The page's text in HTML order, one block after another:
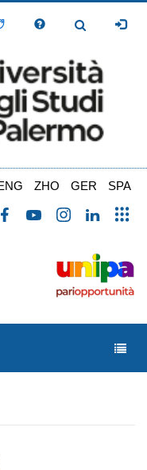
Toggle
ZHO GER SPA